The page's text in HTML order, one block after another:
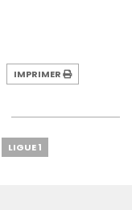
IMPRIMER
LIGUE 1